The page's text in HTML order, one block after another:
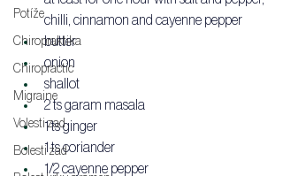
Potíže
Chiropraktika
Chiropractic
Migraine
Volesti zad
Bolesti zad
chilli, cinnamon and cayenne pepper
butter
onion
shallot
2 ts garam masala
1 ts ginger
1 ts coriander
1/2 cayenne pepper